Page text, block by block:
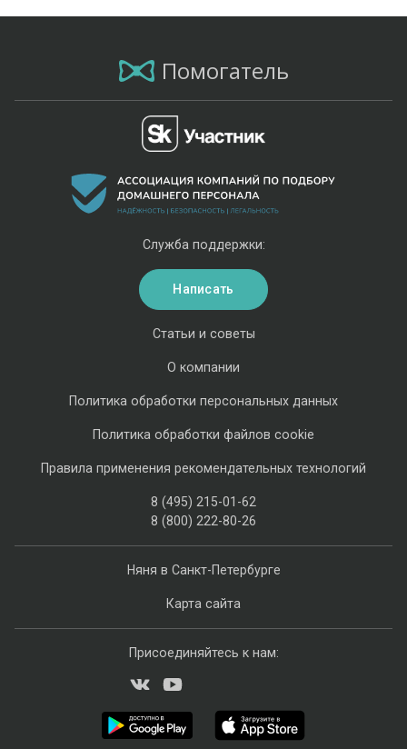
Помогатель
Няня в Санкт-Петербурге
Карта сайта
Статьи и советы
О компании
Политика обработки персональных данных
Политика обработки файлов cookie
Правила применения рекомендательных технологий
8 (495) 215-01-62
8 (800) 222-80-26
Служба поддержки:
Написать
Присоединяйтесь к нам: